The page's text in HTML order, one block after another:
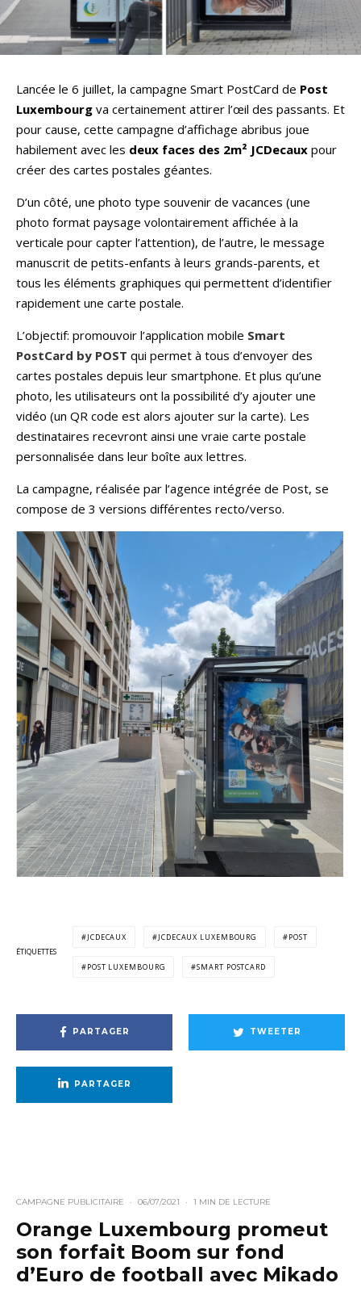
Lancée le 6 juillet, la campagne Smart PostCard de Post
Luxembourg va certainement attirer l’œil des passants. Et
pour cause, cette campagne d’affichage abribus joue
habilement avec les deux faces des 2m² JCDecaux pour
créer des cartes postales géantes.
D’un côté, une photo type souvenir de vacances (une
photo format paysage volontairement affichée à la
verticale pour capter l’attention), de l’autre, le message
manuscrit de petits-enfants à leurs grands-parents, et
tous les éléments graphiques qui permettent d’identifier
rapidement une carte postale.
L’objectif: promouvoir l’application mobile Smart
PostCard by POST qui permet à tous d’envoyer des
cartes postales depuis leur smartphone. Et plus qu’une
photo, les utilisateurs ont la possibilité d’y ajouter une
vidéo (un QR code est alors ajouter sur la carte). Les
destinataires recevront ainsi une vraie carte postale
personnalisée dans leur boîte aux lettres.
La campagne, réalisée par l’agence intégrée de Post, se
compose de 3 versions différentes recto/verso.
ÉTIQUETTES
JCDECAUX JCDECAUX LUXEMBOURG POST
POST LUXEMBOURG SMART POSTCARD
PARTAGER TWEETER
PARTAGER
CAMPAGNE PUBLICITAIRE · 06/07/2021 · 1 MIN DE LECTURE
Orange Luxembourg promeut
son forfait Boom sur fond
d’Euro de football avec Mikado